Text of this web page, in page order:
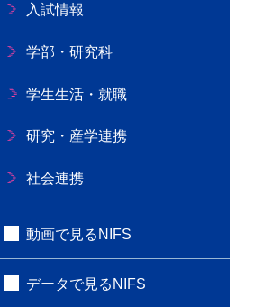
入試情報
学部・研究科
学生生活・就職
研究・産学連携
社会連携
動画で見るNIFS
データで見るNIFS